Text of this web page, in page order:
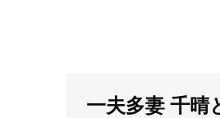
一夫多妻 千晴